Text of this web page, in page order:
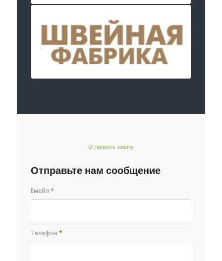
Отправить заявку
Отправьте нам сообщение
Емейл*
Телефон*